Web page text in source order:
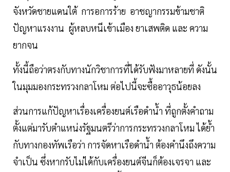
จังหวัดชายแดนใต้ การอการร้าย อาชญากรรมข้ามชาติ
ปัญหาแรงงาน ผู้หลบหนีเข้าเมือง ยาเสพติด และ ความ
ยากจน
ทั้งนี้ถือว่าตรงกับทางนักวิชาการที่ได้รับฟังมาหลายที่ ดังนั้น
ในมุมมองกระทรวงกลาโหม ต่อไปนี้จะซื้ออาวุธน้อยลง
ส่วนการแก้ปัญหาเรื่องเครื่องยนต์เรือดำน้ำ ที่ถูกตั้งคำถาม
ตั้งแต่มารับตำแหน่งรัฐมนตรีว่าการกระทรวงกลาโหม ได้ย้ำ
กับทางกองทัพเรือว่า การจัดหาเรือดำน้ำ ต้องคำนึงถึงความ
จำเป็น ซึ่งหากรับไม่ได้กับเครื่องยนต์จีนก็ต้องเจรจา และ